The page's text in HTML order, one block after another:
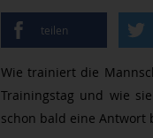
teilen
Wie trainiert die
Trainingstag und wie
schon bald eine Antwort